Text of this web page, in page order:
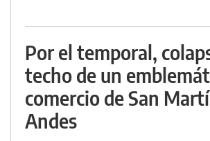
Por el temporal,
techo de un
comercio de San
Andes